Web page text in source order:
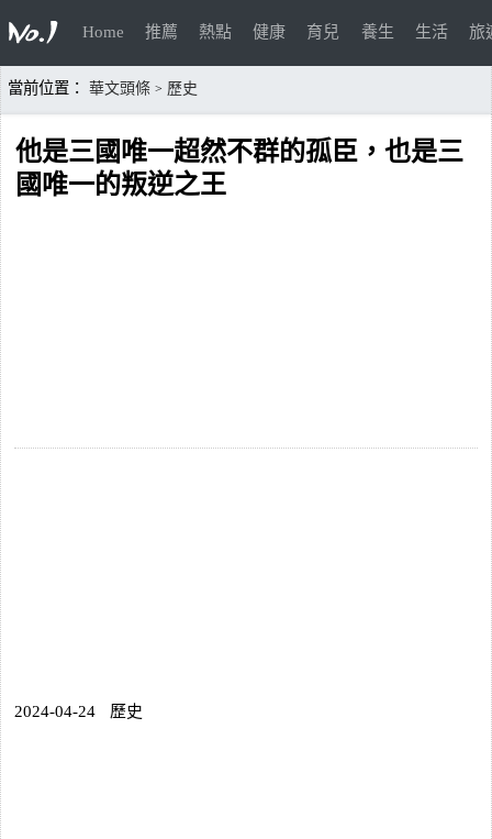
Home 推薦 熱點 健康 育兒 養生 生活 旅
當前位置： 華文頭條 > 歷史
他是三國唯一超然不群的孤臣，也是三
國唯一的叛逆之王
2024-04-24 歷史